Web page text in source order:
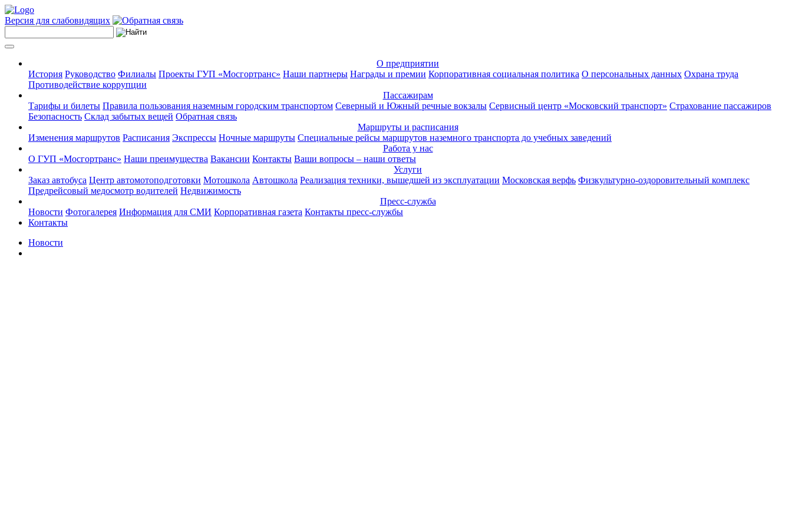
Версия для слабовидящих
О предприятии
История Руководство Филиалы Проекты ГУП «Мосгортранс» Наши партнеры Награды и премии Корпоративная социальная политика О персональных данных Охрана труда
Противодействие коррупции
Пассажирам
Тарифы и билеты Правила пользования наземным городским транспортом Северный и Южный речные вокзалы Сервисный центр «Московский транспорт» Страхование пассажиров
Безопасность Склад забытых вещей Обратная связь
Маршруты и расписания
Изменения маршрутов Расписания Экспрессы Ночные маршруты Специальные рейсы маршрутов наземного транспорта до учебных заведений
Работа у нас
О ГУП «Мосгортранс» Наши преимущества Вакансии Контакты Ваши вопросы – наши ответы
Услуги
Заказ автобуса Центр автомотоподготовки Мотошкола Автошкола Реализация техники, вышедшей из эксплуатации Московская верфь Физкультурно-оздоровительный комплекс
Предрейсовый медосмотр водителей Недвижимость
Пресс-служба
Новости Фотогалерея Информация для СМИ Корпоративная газета Контакты пресс-службы
Контакты
Новости